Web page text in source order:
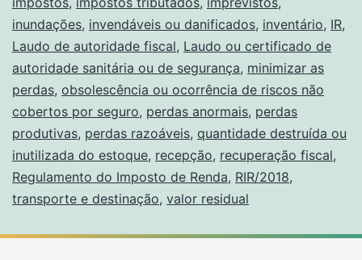
inundações, invendáveis ou danificados, inventário, IR,
Laudo de autoridade fiscal, Laudo ou certificado de
autoridade sanitária ou de segurança, minimizar as
perdas, obsolescência ou ocorrência de riscos não
cobertos por seguro, perdas anormais, perdas
produtivas, perdas razoáveis, quantidade destruída ou
inutilizada do estoque, recepção, recuperação fiscal,
Regulamento do Imposto de Renda, RIR/2018,
transporte e destinação, valor residual